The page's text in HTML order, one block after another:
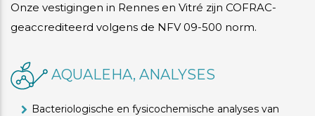
Onze vestigingen in Rennes en Vitré zijn COFRAC-
geaccrediteerd volgens de NFV 09-500 norm.
AQUALEHA, ANALYSES
Bacteriologische en fysicochemische analyses van